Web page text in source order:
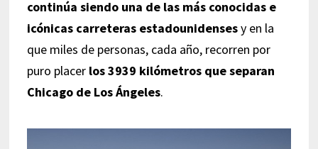
continúa siendo una de las más conocidas e
icónicas carreteras estadounidensesy en la
que miles de personas, cada año, recorren por
puro placer los 3939 kilómetros que separan
Chicago de Los Ángeles.